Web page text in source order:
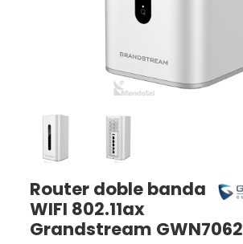
Router doble banda
WIFI 802.11ax
Grandstream GWN7062